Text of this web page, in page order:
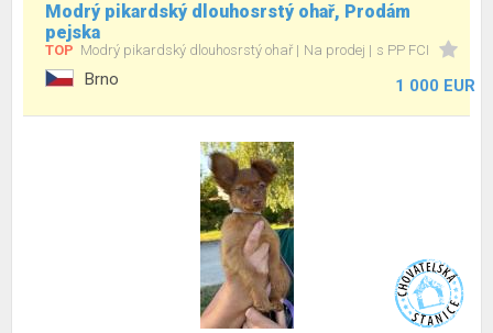
Modrý pikardský dlouhosrstý ohař, Prodám
pejska
TOP Modrý pikardský dlouhosrstý ohař Na prodej s PP FCI
Brno 1 000 EUR